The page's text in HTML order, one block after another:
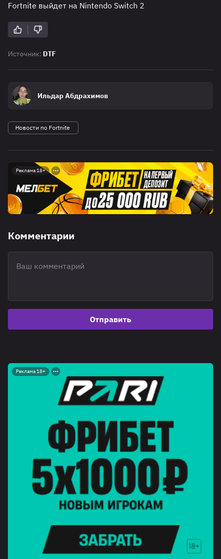
Fortnite выйдет на Nintendo Switch 2
Источник: DTF
Ильдар Абдрахимов
Новости по Fortnite
Реклама 18+
Комментарии
Отправить
Реклама 18+